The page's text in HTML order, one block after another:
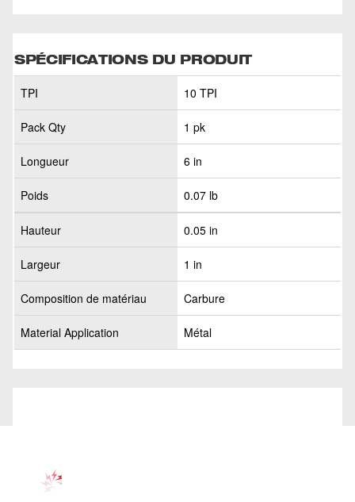
SPÉCIFICATIONS DU PRODUIT
TPI 10 TPI
Pack Qty 1 pk
Longueur 6 in
Poids 0.07 lb
Hauteur 0.05 in
Largeur 1 in
Composition de matériau Carbure
Material Application Métal